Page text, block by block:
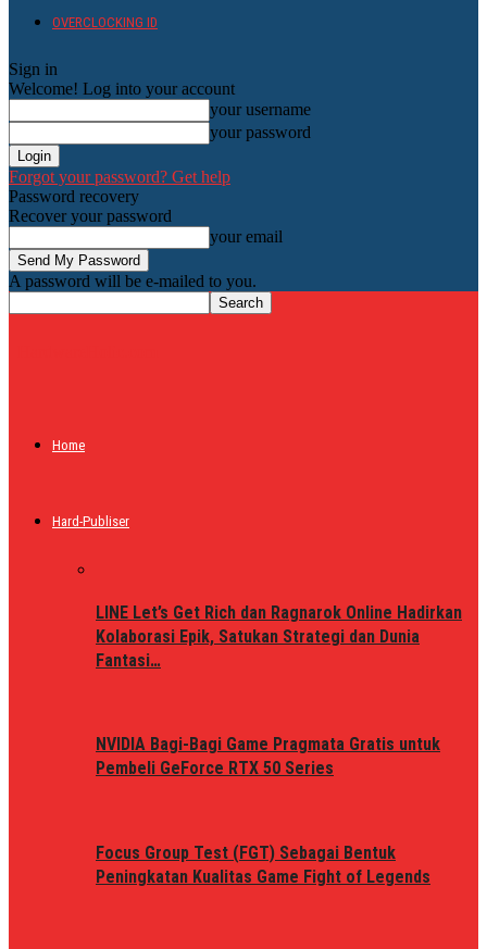
OVERCLOCKING ID
Sign in
Welcome! Log into your account
your username
your password
Forgot your password? Get help
Password recovery
Recover your password
your email
A password will be e-mailed to you.
Home
Hard-Publiser
LINE Let’s Get Rich dan Ragnarok Online Hadirkan
Kolaborasi Epik, Satukan Strategi dan Dunia
Fantasi…
NVIDIA Bagi-Bagi Game Pragmata Gratis untuk
Pembeli GeForce RTX 50 Series
Focus Group Test (FGT) Sebagai Bentuk
Peningkatan Kualitas Game Fight of Legends